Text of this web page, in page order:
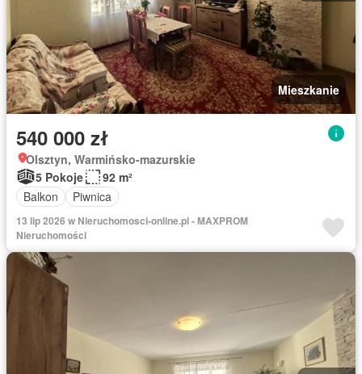
Mieszkanie
540 000 zł
Olsztyn, Warmińsko-mazurskie
5 Pokoje
92 m²
Balkon
Piwnica
13 lip 2026 w Nieruchomosci-online.pl - MAXPROM
Nieruchomości